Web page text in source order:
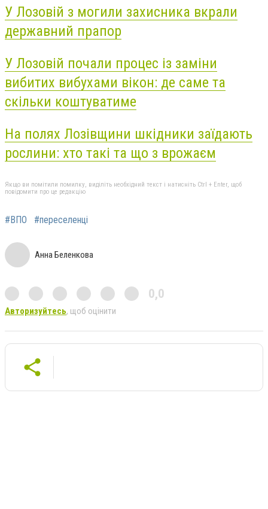
У Лозовій з могили захисника вкрали
державний прапор
У Лозовій почали процес із заміни
вибитих вибухами вікон: де саме та
скільки коштуватиме
На полях Лозівщини шкідники заїдають
рослини: хто такі та що з врожаєм
Якщо ви помітили помилку, виділіть необхідний текст і натисніть Ctrl + Enter, щоб
повідомити про це редакцію
#ВПО #переселенці
Анна Беленкова
0,0
Авторизуйтесь, щоб оцінити